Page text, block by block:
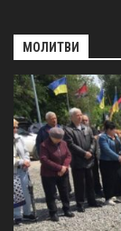
МОЛИТВИ